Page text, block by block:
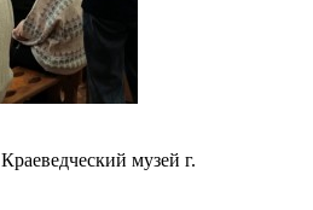
Краеведческий музей г.